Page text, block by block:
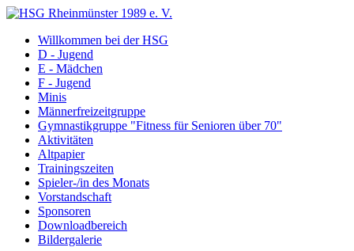
Willkommen bei der HSG
D - Jugend
E - Mädchen
F - Jugend
Minis
Männerfreizeitgruppe
Gymnastikgruppe "Fitness für Senioren über 70"
Aktivitäten
Altpapier
Trainingszeiten
Spieler-/in des Monats
Vorstandschaft
Sponsoren
Downloadbereich
Bildergalerie